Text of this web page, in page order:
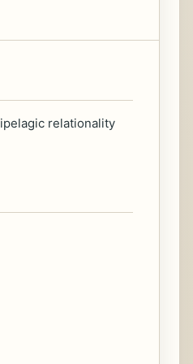
relationality